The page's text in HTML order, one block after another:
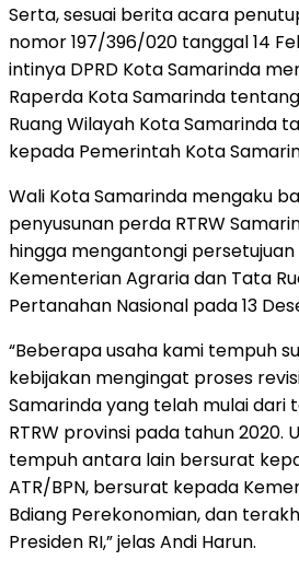
Serta, sesuai berita acara
nomor 197/396/020 tanggal 14
intinya DPRD Kota Samarinda
Raperda Kota Samarinda
Ruang Wilayah Kota Samarinda
kepada Pemerintah Kota
Wali Kota Samarinda mengaku
penyusunan perda RTRW
hingga mengantongi
Kementerian Agraria dan Tata
Pertanahan Nasional pada 13
“Beberapa usaha kami tempuh
kebijakan mengingat proses
Samarinda yang telah mulai dari
RTRW provinsi pada tahun 2020.
tempuh antara lain bersurat
ATR/BPN, bersurat kepada
Bdiang Perekonomian, dan
Presiden RI,” jelas Andi Harun.